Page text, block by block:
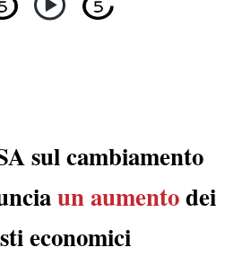
sul cambiamento
un aumentodei
economici